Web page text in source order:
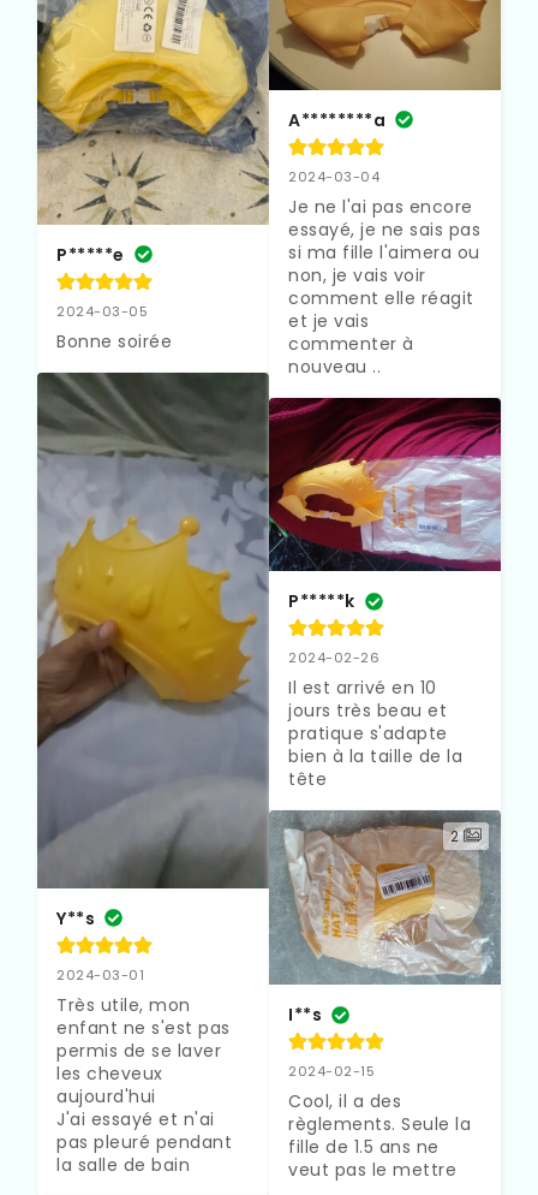
P*****e
2024-03-05
Bonne soirée
Y**s
2024-03-01
Très utile, mon
enfant ne s'est pas
permis de se laver
les cheveux
aujourd'hui
J'ai essayé et n'ai
pas pleuré pendant
la salle de bain
A********a
2024-03-04
Je ne l'ai pas encore
essayé, je ne sais pas
si ma fille l'aimera ou
non, je vais voir
comment elle réagit
et je vais
commenter à
nouveau ..
P*****k
2024-02-26
Il est arrivé en 10
jours très beau et
pratique s'adapte
bien à la taille de la
tête
2
I**s
2024-02-15
Cool, il a des
règlements. Seule la
fille de 1.5 ans ne
veut pas le mettre